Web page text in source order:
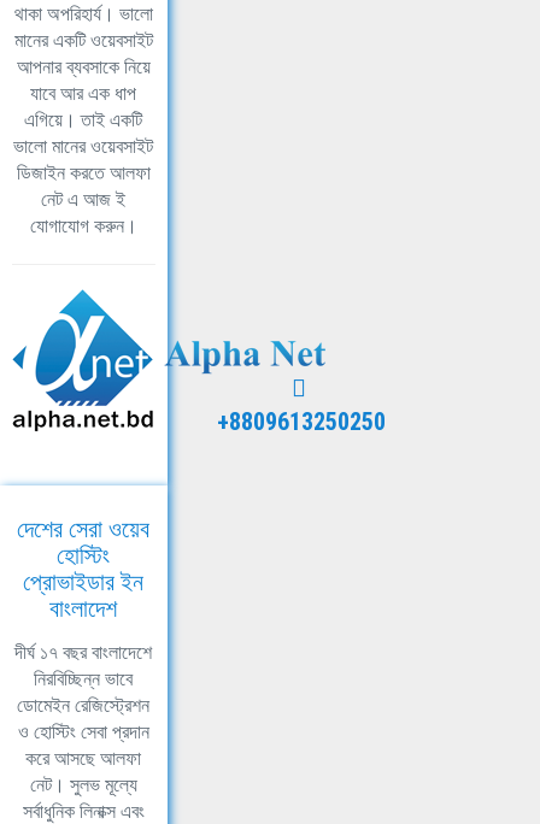
থাকা অপরিহার্য। ভালো
মানের একটি ওয়েবসাইট
আপনার ব্যবসাকে নিয়ে
যাবে আর এক ধাপ
এগিয়ে। তাই একটি
ভালো মানের ওয়েবসাইট
ডিজাইন করতে আলফা
নেট এ আজ ই
যোগাযোগ করুন।
+8809613250250
দেশের সেরা ওয়েব
হোস্টিং
প্রোভাইডার ইন
বাংলাদেশ
দীর্ঘ ১৭ বছর বাংলাদেশে
নিরবিচ্ছিন্ন ভাবে
ডোমেইন রেজিস্ট্রেশন
ও হোস্টিং সেবা প্রদান
করে আসছে আলফা
নেট। সুলভ মূল্যে
সর্বাধুনিক লিনাক্স এবং